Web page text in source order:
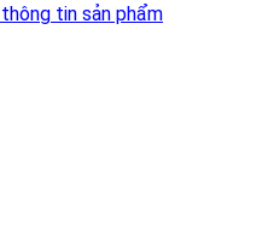
tin sản phẩm